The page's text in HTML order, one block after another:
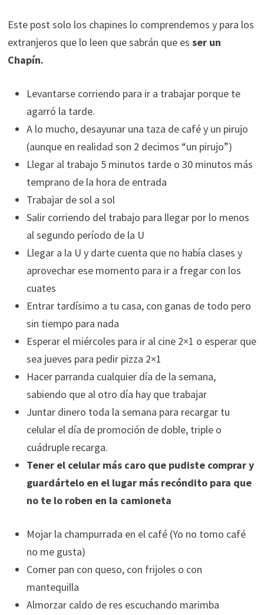
Este post solo los chapines lo comprendemos y para los
extranjeros que lo leen que sabrán que es ser un
Chapín.
Levantarse corriendo para ir a trabajar porque te
agarró la tarde.
A lo mucho, desayunar una taza de café y un pirujo
(aunque en realidad son 2 decimos “un pirujo”)
Llegar al trabajo 5 minutos tarde o 30 minutos más
temprano de la hora de entrada
Trabajar de sol a sol
Salir corriendo del trabajo para llegar por lo menos
al segundo período de la U
Llegar a la U y darte cuenta que no había clases y
aprovechar ese momento para ir a fregar con los
cuates
Entrar tardísimo a tu casa, con ganas de todo pero
sin tiempo para nada
Esperar el miércoles para ir al cine 2×1 o esperar que
sea jueves para pedir pizza 2×1
Hacer parranda cualquier día de la semana,
sabiendo que al otro día hay que trabajar
Juntar dinero toda la semana para recargar tu
celular el día de promoción de doble, triple o
cuádruple recarga.
Tener el celular más caro que pudiste comprar y
guardártelo en el lugar más recóndito para que
no te lo roben en la camioneta
Mojar la champurrada en el café (Yo no tomo café
no me gusta)
Comer pan con queso, con frijoles o con
mantequilla
Almorzar caldo de res escuchando marimba